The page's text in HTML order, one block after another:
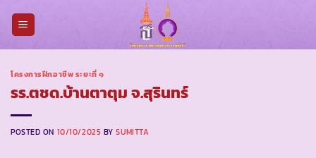
โครงการฝึกอาชีพ ระยะที่ ๑
รร.ตชด.บ้านตาตุม จ.สุรินทร์
POSTED ON 10/10/2025 BYSUMITTA